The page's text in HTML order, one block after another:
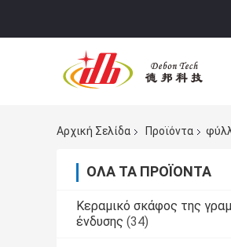
Αρχική Σελίδα Προϊόντα
ΌΛΑ ΤΑ ΠΡΟΪΌΝΤΑ
Κεραμικό σκάφος της
ένδυσης (34)